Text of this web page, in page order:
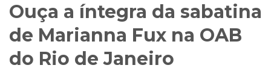
Ouça a íntegra da sabatina
de Marianna Fux na OAB
do Rio de Janeiro